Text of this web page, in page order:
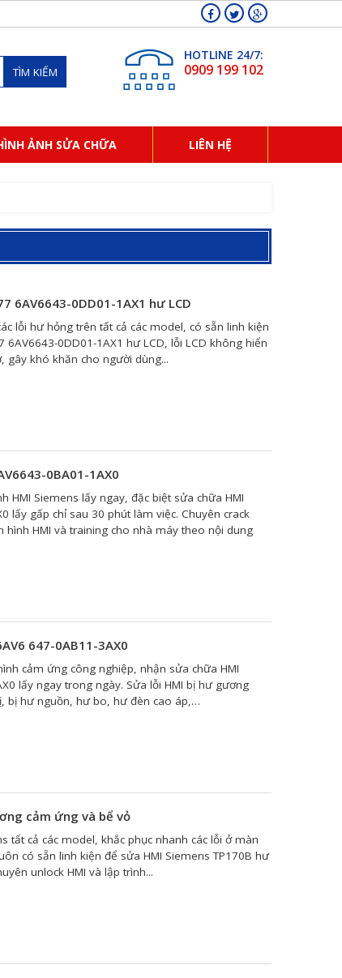
TÌM KIẾM
HOTLINE 24/7:
0909 199 102
ẢNH SỬA CHỮA LIÊN HỆ
6AV6643-0DD01-1AX1 hư LCD
lỗi hư hỏng trên tất cả các model, có sẵn linh kiện
0DD01-1AX1 hư LCD, lỗi LCD không hiển
khó khăn cho người dùng...
0BA01-1AX0
HMI Siemens lấy ngay, đặc biệt sửa chữa HMI
lấy gấp chỉ sau 30 phút làm việc. Chuyên crack
hình HMI và training cho nhà máy theo nội dung
647-0AB11-3AX0
cảm ứng công nghiệp, nhận sửa chữa HMI
lấy ngay trong ngày. Sửa lỗi HMI bị hư gương
bị hư nguồn, hư bo, hư đèn cao áp,…
cảm ứng và bể vỏ
tất cả các model, khắc phục nhanh các lỗi ở màn
có sẵn linh kiện để sửa HMI Siemens TP170B hư
unlock HMI và lập trình...